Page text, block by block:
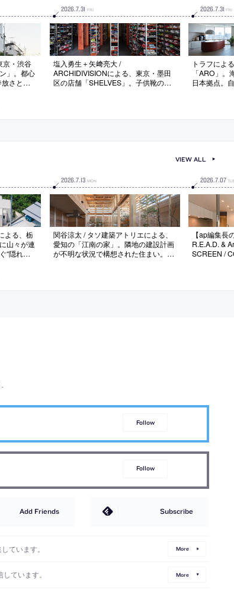
京・渋谷
」。都心
さと凡
う設計
り出して
2026.7.31 FRI
塩入勇生＋矢﨑亮大 /
ARCHIDIVISIONによる、東京・墨田
区の店舗「SHELVES」。子供靴のレ
を志向。赤く着色した木材で補強とカ
を現出させる
2026.7.31 FRI
トラフによ
「ARO」
日本拠点。
の家具類も
よる、栃
山々が連
“隠れ
”の建
は“洞
2026.7.13 MON
関谷涼太 / タソ建築アトリエによる、
愛知の「江南の家」。隣地の建設計画
が不明な状況で構想された住まい。外
間を考案。手刻み木組みの大工技術で
2026.7.07
【ap編集長
R.E.A.D. &
SCREEN /
VIEW ALL
Follow
Follow
Add Friends Subscribe
ています。 More
ています。 More